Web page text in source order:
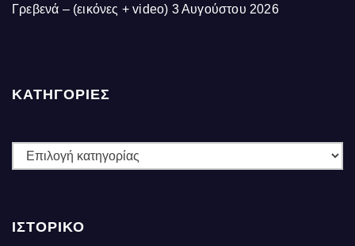
Γρεβενά – (εικόνες + video) 3 Αυγούστου 2026
ΚΑΤΗΓΟΡΙΕΣ
ΚΑΤΗΓΟΡΙΕΣ
ΙΣΤΟΡΙΚΌ